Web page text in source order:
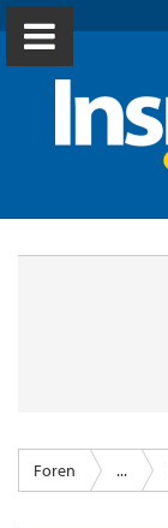
Foren ...